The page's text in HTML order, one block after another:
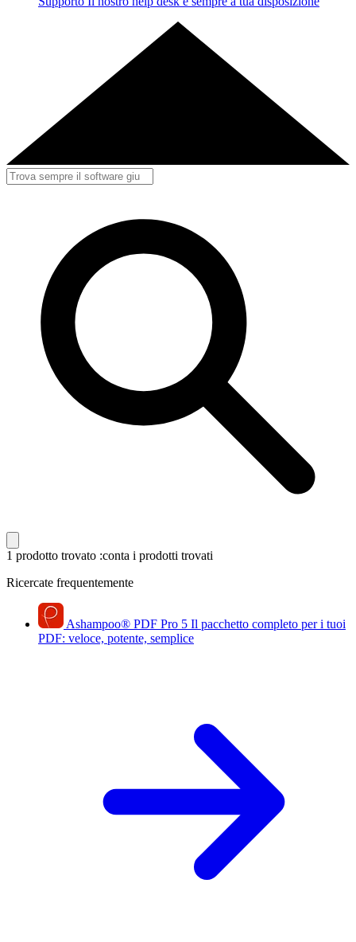
1 prodotto trovato :conta i prodotti trovati
Ricercate frequentemente
Ashampoo® PDF Pro 5 Il pacchetto completo per i tuoi
PDF: veloce, potente, semplice